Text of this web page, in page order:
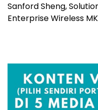
Sanford Sheng,
Enterprise Wireless